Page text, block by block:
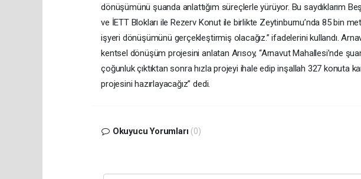
dönüşümünü şuanda anlattığım süreçlerle yürüyor. Bu saydıklarım
ve İETT Blokları ile Rezerv Konut ile birlikte Zeytinburnu’nda 85 bin
işyeri dönüşümünü gerçekleştirmiş olacağız.” ifadelerini kullandı.
kentsel dönüşüm projesini anlatan Arısoy, “Arnavut Mahallesi’nde
çoğunluk çıktıktan sonra hızla projeyi ihale edip inşallah 327 konuta
projesini hazırlayacağız” dedi.
Okuyucu Yorumları (0)